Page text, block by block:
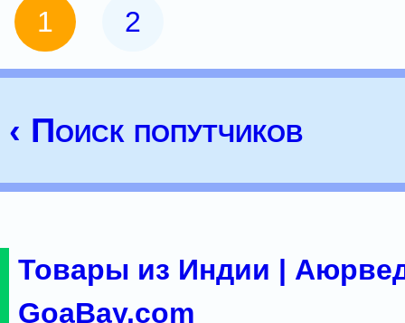
1 2
‹ Поиск попутчиков
Товары из Индии |
GoaBay.com